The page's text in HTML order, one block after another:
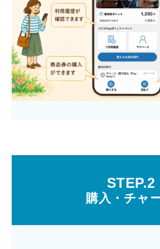
STEP.2
購入・チャ